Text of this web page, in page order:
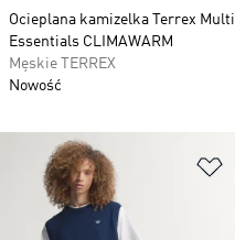
Ocieplana kamizelka Terrex Multi
Essentials CLIMAWARM
Męskie TERREX
Nowość